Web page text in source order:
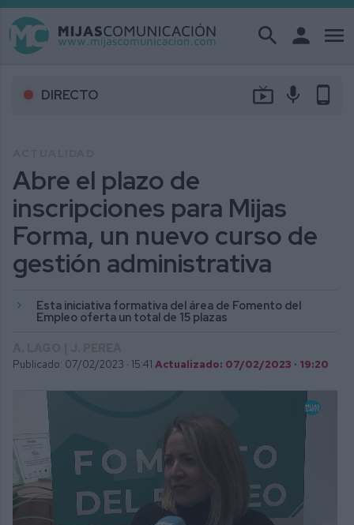
search person menu
DIRECTO live_tv mic phone_android
Abre el plazo de
inscripciones para Mijas
Forma, un nuevo curso de
gestión administrativa
Esta iniciativa formativa del área de Fomento del
Empleo oferta un total de 15 plazas
Publicado: 07/02/2023 · 15:41 Actualizado: 07/02/2023 · 19:20